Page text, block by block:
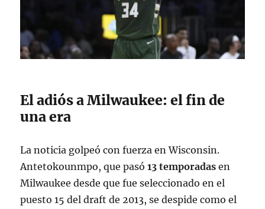
El adiós a Milwaukee: el fin de
una era
La noticia golpeó con fuerza en Wisconsin.
Antetokounmpo, que pasó13 temporadas en
Milwaukee desde que fue seleccionado en el
puesto 15 del draft de 2013, se despide como el